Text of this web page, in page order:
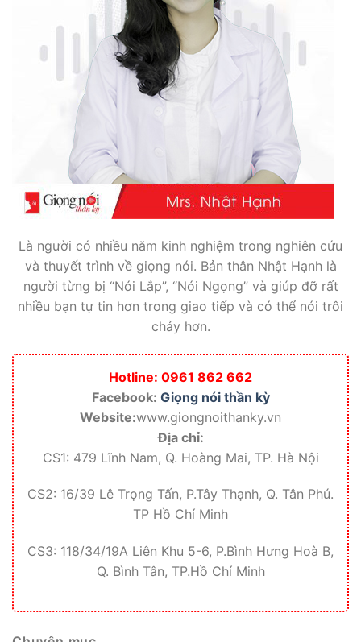
Là người có nhiều năm kinh nghiệm trong nghiên cứu
và thuyết trình về giọng nói. Bản thân Nhật Hạnh là
người từng bị “Nói Lắp”, “Nói Ngọng” và giúp đỡ rất
nhiều bạn tự tin hơn trong giao tiếp và có thể nói trôi
chảy hơn.
Hotline: 0961 862 662
Facebook: Giọng nói thần kỳ
Website:www.giongnoithanky.vn
Địa chỉ:
CS1: 479 Lĩnh Nam, Q. Hoàng Mai, TP. Hà Nội
CS2: 16/39 Lê Trọng Tấn, P.Tây Thạnh, Q. Tân Phú.
TP Hồ Chí Minh
CS3: 118/34/19A Liên Khu 5-6, P.Bình Hưng Hoà B,
Q. Bình Tân, TP.Hồ Chí Minh